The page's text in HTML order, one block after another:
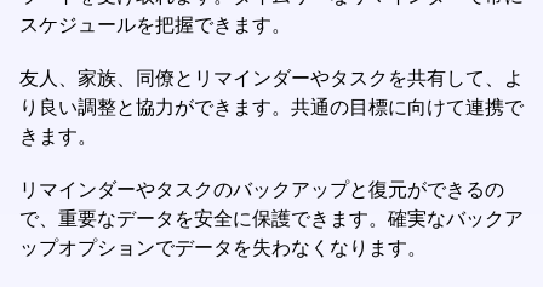
スケジュールを把握できます。
友人、家族、同僚とリマインダーやタスクを共有して、よ
り良い調整と協力ができます。共通の目標に向けて連携で
きます。
リマインダーやタスクのバックアップと復元ができるの
で、重要なデータを安全に保護できます。確実なバックア
ップオプションでデータを失わなくなります。